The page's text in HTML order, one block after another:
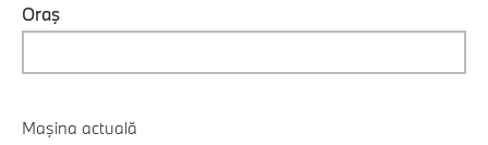
Oraş
Maşina actuală